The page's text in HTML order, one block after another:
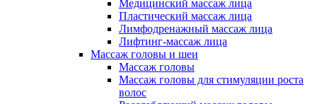
Медицинский массаж лица
Пластический массаж лица
Лимфодренажный массаж лица
Лифтинг-массаж лица
Массаж головы и шеи
Массаж головы
Массаж головы для стимуляции роста
волос